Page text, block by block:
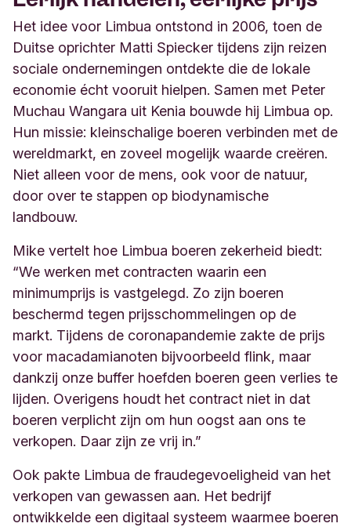
Het idee voor Limbua ontstond in 2006, toen de
Duitse oprichter Matti Spiecker tijdens zijn reizen
sociale ondernemingen ontdekte die de lokale
economie écht vooruit hielpen. Samen met Peter
Muchau Wangara uit Kenia bouwde hij Limbua op.
Hun missie: kleinschalige boeren verbinden met de
wereldmarkt, en zoveel mogelijk waarde creëren.
Niet alleen voor de mens, ook voor de natuur,
door over te stappen op biodynamische
landbouw.
Mike vertelt hoe Limbua boeren zekerheid biedt:
“We werken met contracten waarin een
minimumprijs is vastgelegd. Zo zijn boeren
beschermd tegen prijsschommelingen op de
markt. Tijdens de coronapandemie zakte de prijs
voor macadamianoten bijvoorbeeld flink, maar
dankzij onze buffer hoefden boeren geen verlies te
lijden. Overigens houdt het contract niet in dat
boeren verplicht zijn om hun oogst aan ons te
verkopen. Daar zijn ze vrij in.”
Ook pakte Limbua de fraudegevoeligheid van het
verkopen van gewassen aan. Het bedrijf
ontwikkelde een digitaal systeem waarmee boeren